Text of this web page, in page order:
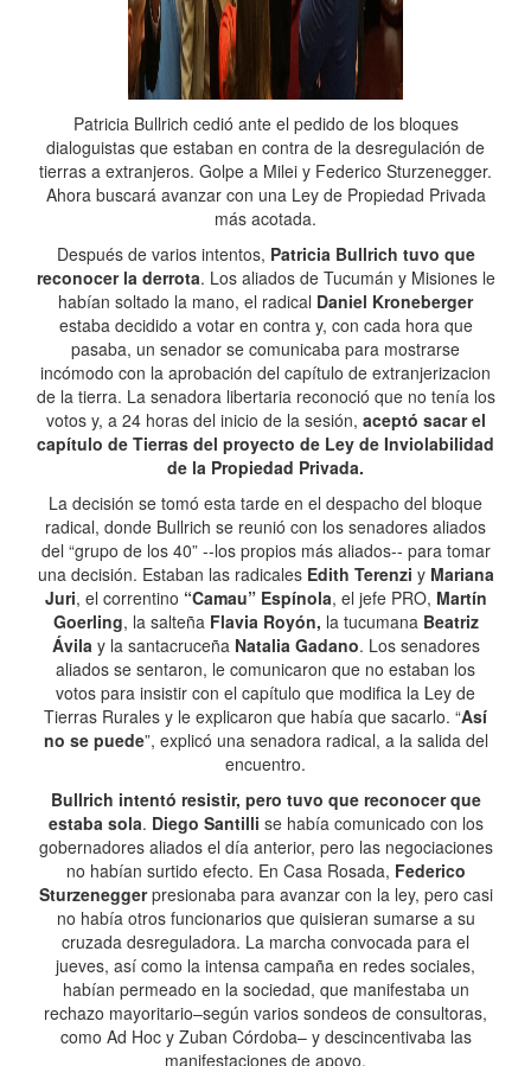
Patricia Bullrich cedió ante el pedido de los bloques
dialoguistas que estaban en contra de la desregulación de
tierras a extranjeros. Golpe a Milei y Federico Sturzenegger.
Ahora buscará avanzar con una Ley de Propiedad Privada
más acotada.
Después de varios intentos, Patricia Bullrich tuvo que
reconocer la derrota. Los aliados de Tucumán y Misiones le
habían soltado la mano, el radical Daniel Kroneberger
estaba decidido a votar en contra y, con cada hora que
pasaba, un senador se comunicaba para mostrarse
incómodo con la aprobación del capítulo de extranjerizacion
de la tierra. La senadora libertaria reconoció que no tenía los
votos y, a 24 horas del inicio de la sesión, aceptó sacar el
capítulo de Tierras del proyecto de Ley de Inviolabilidad
de la Propiedad Privada.
La decisión se tomó esta tarde en el despacho del bloque
radical, donde Bullrich se reunió con los senadores aliados
del “grupo de los 40” --los propios más aliados-- para tomar
una decisión. Estaban las radicales Edith Terenzi y Mariana
Juri, el correntino “Camau” Espínola, el jefe PRO, Martín
Goerling, la salteña Flavia Royón, la tucumana Beatriz
Ávilay la santacruceñaNatalia Gadano. Los senadores
aliados se sentaron, le comunicaron que no estaban los
votos para insistir con el capítulo que modifica la Ley de
Tierras Rurales y le explicaron que había que sacarlo. “Así
no se puede”, explicó una senadora radical, a la salida del
encuentro.
Bullrich intentó resistir, pero tuvo que reconocer que
estaba sola. Diego Santilli se había comunicado con los
gobernadores aliados el día anterior, pero las negociaciones
no habían surtido efecto. En Casa Rosada, Federico
Sturzeneggerpresionaba para avanzar con la ley, pero casi
no había otros funcionarios que quisieran sumarse a su
cruzada desreguladora. La marcha convocada para el
jueves, así como la intensa campaña en redes sociales,
habían permeado en la sociedad, que manifestaba un
rechazo mayoritario–según varios sondeos de consultoras,
como Ad Hoc y Zuban Córdoba– y descincentivaba las
manifestaciones de apoyo.